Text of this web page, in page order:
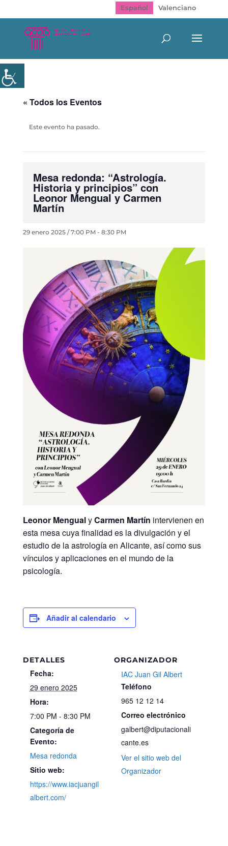
Español Valenciano
« Todos los Eventos
Este evento ha pasado.
Mesa redonda: “Astrología.
Historia y principios” con
Leonor Mengual y Carmen
Martín
29 enero 2025 / 7:00 PM- 8:30 PM
Leonor MengualyCarmen Martín intervienen en
esta mesa cuya finalidad es la divulgación y el
estudio de la astrología en Alicante, así como sus
vínculos y aplicaciones en el mundo de la
psicología.
Añadir al calendario
DETALLES
Fecha:
29 enero 2025
Hora:
7:00 PM - 8:30 PM
Categoría de
Evento:
Mesa redonda
Sitio web:
https://www.iacjuangil
albert.com/
ORGANIZADOR
IAC Juan Gil Albert
Teléfono
965 12 12 14
Correo electrónico
galbert@diputacionali
cante.es
Ver el sitio web del
Organizador